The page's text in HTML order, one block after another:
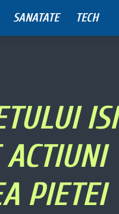
SANATATE TECH
ISI
PIETEI